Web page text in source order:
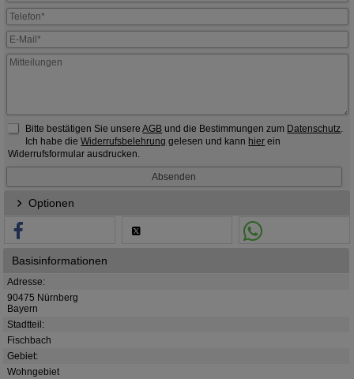
Bitte bestätigen Sie unsereAGB und die Bestimmungen zum Datenschutz.
Ich habe dieWiderrufsbelehrung gelesen und kann hier ein
Widerrufsformular ausdrucken.
Optionen
Basisinformationen
Adresse:
90475 Nürnberg
Bayern
Stadtteil:
Fischbach
Gebiet:
Wohngebiet